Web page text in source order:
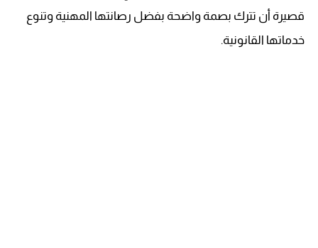
قصيرة أن تترك بصمة واضحة بفضل رصانتها المهنية وتنوع
خدماتها القانونية.